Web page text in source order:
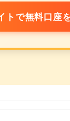
トで無料口座